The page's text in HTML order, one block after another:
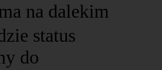
na dalekim
status
do